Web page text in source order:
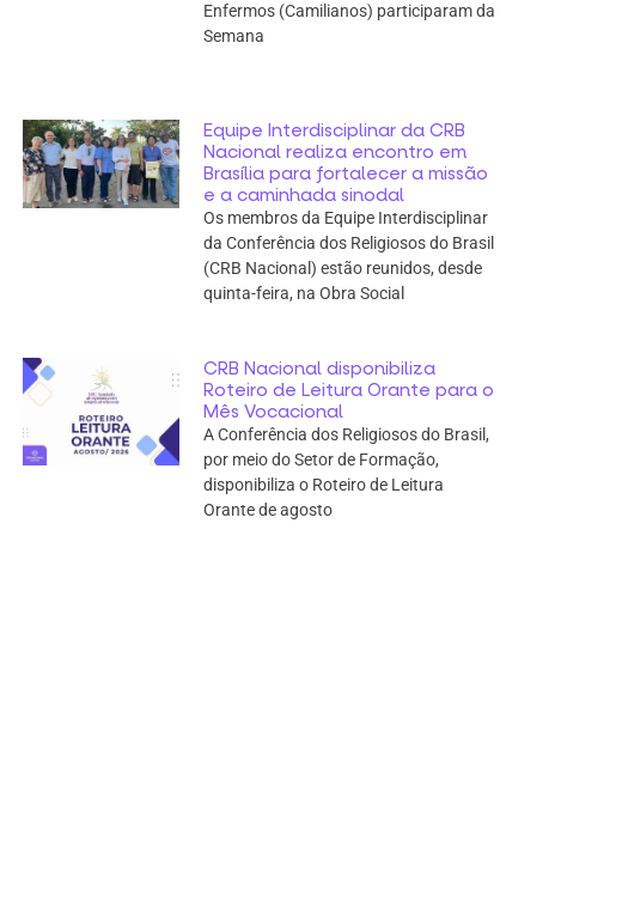
Enfermos (Camilianos) participaram da
Semana
Equipe Interdisciplinar da CRB
Nacional realiza encontro em
Brasília para fortalecer a missão
e a caminhada sinodal
Os membros da Equipe Interdisciplinar
da Conferência dos Religiosos do Brasil
(CRB Nacional) estão reunidos, desde
quinta-feira, na Obra Social
CRB Nacional disponibiliza
Roteiro de Leitura Orante para o
Mês Vocacional
A Conferência dos Religiosos do Brasil,
por meio do Setor de Formação,
disponibiliza o Roteiro de Leitura
Orante de agosto